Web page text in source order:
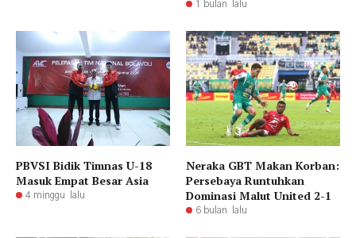
1 bulan lalu
PBVSI Bidik Timnas U-18
Masuk Empat Besar Asia
4 minggu lalu
Neraka GBT Makan Korban:
Persebaya Runtuhkan
Dominasi Malut United 2-1
6 bulan lalu